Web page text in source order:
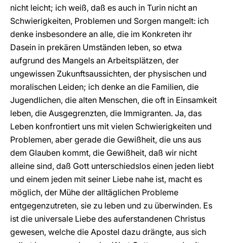
nicht leicht; ich weiß, daß es auch in Turin nicht an
Schwierigkeiten, Problemen und Sorgen mangelt: ich
denke insbesondere an alle, die im Konkreten ihr
Dasein in prekären Umständen leben, so etwa
aufgrund des Mangels an Arbeitsplätzen, der
ungewissen Zukunftsaussichten, der physischen und
moralischen Leiden; ich denke an die Familien, die
Jugendlichen, die alten Menschen, die oft in Einsamkeit
leben, die Ausgegrenzten, die Immigranten. Ja, das
Leben konfrontiert uns mit vielen Schwierigkeiten und
Problemen, aber gerade die Gewißheit, die uns aus
dem Glauben kommt, die Gewißheit, daß wir nicht
alleine sind, daß Gott unterschiedslos einen jeden liebt
und einem jeden mit seiner Liebe nahe ist, macht es
möglich, der Mühe der alltäglichen Probleme
entgegenzutreten, sie zu leben und zu überwinden. Es
ist die universale Liebe des auferstandenen Christus
gewesen, welche die Apostel dazu drängte, aus sich